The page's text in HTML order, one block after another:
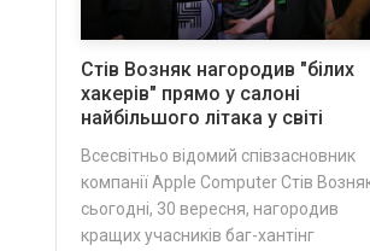
Стів Возняк нагородив "білих
хакерів" прямо у салоні
найбільшого літака у світі
Всесвітньо відомий співзасновник
компанії Apple Computer Стів
сьогодні, 30 вересня, нагородив
кращих учасників баг-хантінг